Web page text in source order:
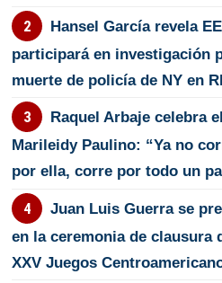
Hansel García revela
participará en investigación
muerte de policía de NY en
Raquel Arbaje celebra
Marileidy Paulino: “Ya no
por ella, corre por todo un
Juan Luis Guerra se
en la ceremonia de clausura
XXV Juegos